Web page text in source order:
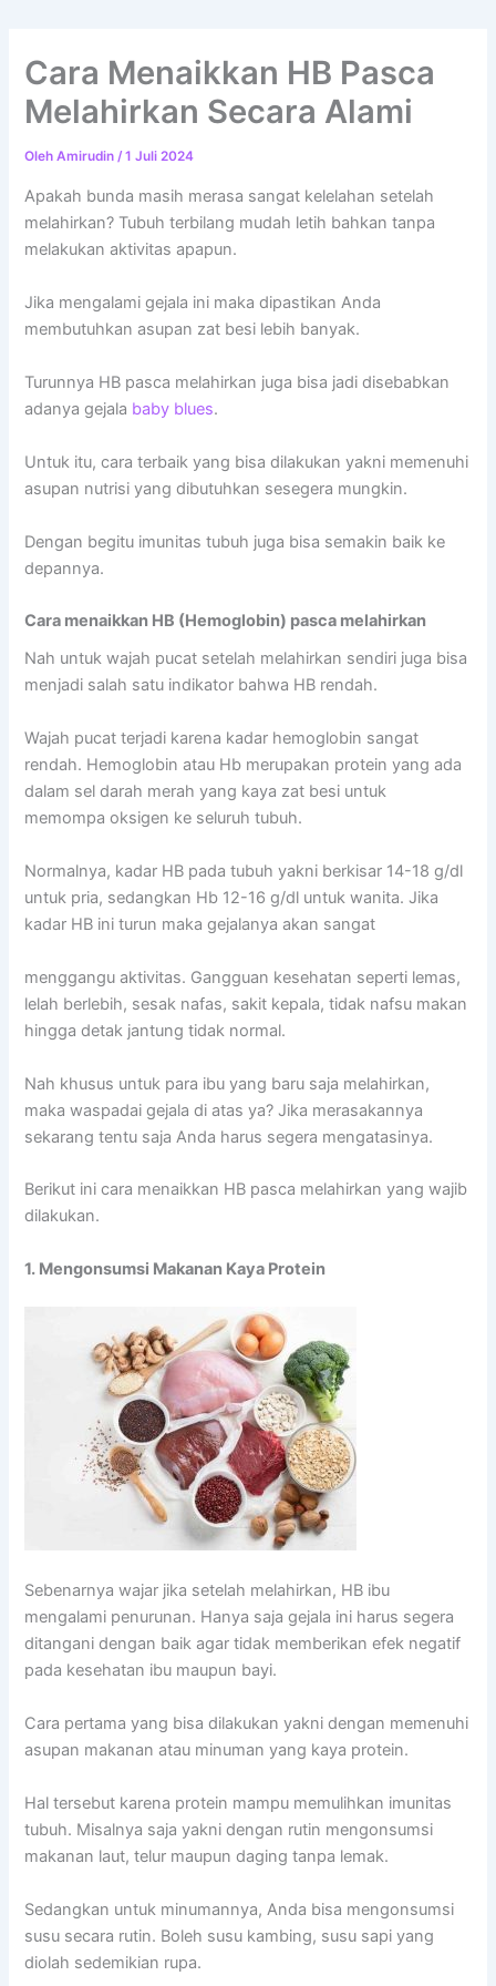
Cara Menaikkan HB Pasca
Melahirkan Secara Alami
OlehAmirudin/1 Juli 2024
Apakah bunda masih merasa sangat kelelahan setelah
melahirkan? Tubuh terbilang mudah letih bahkan tanpa
melakukan aktivitas apapun.
Jika mengalami gejala ini maka dipastikan Anda
membutuhkan asupan zat besi lebih banyak.
Turunnya HB pasca melahirkan juga bisa jadi disebabkan
adanya gejala baby blues.
Untuk itu, cara terbaik yang bisa dilakukan yakni memenuhi
asupan nutrisi yang dibutuhkan sesegera mungkin.
Dengan begitu imunitas tubuh juga bisa semakin baik ke
depannya.
Cara menaikkan HB (Hemoglobin) pasca melahirkan
Nah untuk wajah pucat setelah melahirkan sendiri juga bisa
menjadi salah satu indikator bahwa HB rendah.
Wajah pucat terjadi karena kadar hemoglobin sangat
rendah. Hemoglobin atau Hb merupakan protein yang ada
dalam sel darah merah yang kaya zat besi untuk
memompa oksigen ke seluruh tubuh.
Normalnya, kadar HB pada tubuh yakni berkisar 14-18 g/dl
untuk pria, sedangkan Hb 12-16 g/dl untuk wanita. Jika
kadar HB ini turun maka gejalanya akan sangat
menggangu aktivitas. Gangguan kesehatan seperti lemas,
lelah berlebih, sesak nafas, sakit kepala, tidak nafsu makan
hingga detak jantung tidak normal.
Nah khusus untuk para ibu yang baru saja melahirkan,
maka waspadai gejala di atas ya? Jika merasakannya
sekarang tentu saja Anda harus segera mengatasinya.
Berikut ini cara menaikkan HB pasca melahirkan yang wajib
dilakukan.
1. Mengonsumsi Makanan Kaya Protein
Sebenarnya wajar jika setelah melahirkan, HB ibu
mengalami penurunan. Hanya saja gejala ini harus segera
ditangani dengan baik agar tidak memberikan efek negatif
pada kesehatan ibu maupun bayi.
Cara pertama yang bisa dilakukan yakni dengan memenuhi
asupan makanan atau minuman yang kaya protein.
Hal tersebut karena protein mampu memulihkan imunitas
tubuh. Misalnya saja yakni dengan rutin mengonsumsi
makanan laut, telur maupun daging tanpa lemak.
Sedangkan untuk minumannya, Anda bisa mengonsumsi
susu secara rutin. Boleh susu kambing, susu sapi yang
diolah sedemikian rupa.